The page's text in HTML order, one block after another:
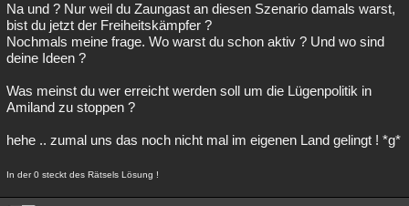
Na und ? Nur weil du Zaungast an diesen Szenario damals warst,
bist du jetzt der Freiheitskämpfer ?
Nochmals meine frage. Wo warst du schon aktiv ? Und wo sind
deine Ideen ?
Was meinst du wer erreicht werden soll um die Lügenpolitik in
Amiland zu stoppen ?
hehe .. zumal uns das noch nicht mal im eigenen Land gelingt ! *g*
In der 0 steckt des Rätsels Lösung !